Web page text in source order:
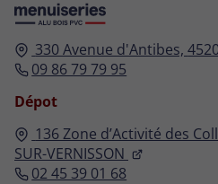
330 Avenue d'Antibes,
09 86 79 79 95
Dépot
136 Zone d’Activité des
SUR-VERNISSON
02 45 39 01 68